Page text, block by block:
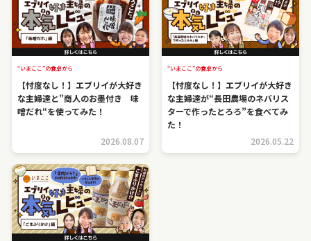
“いまここ”の食卓から
【忖度なし！】エブリイが大好き
な主婦達と”商人のお墨付き 味
噌だれ“を使ってみた！
2026.08.07
“いまここ”の食卓から
【忖度なし！】エブリイが大好き
な主婦達が“長田農場のネバリス
ターで作ったとろろ”を食べてみ
た！
2026.05.22